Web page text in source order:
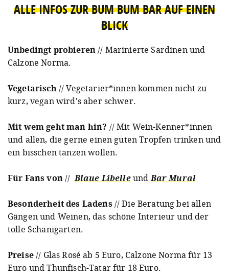
ALLE INFOS ZUR BUM BUM BAR AUF EINEN
BLICK
Unbedingt probieren// Marinierte Sardinen und
Calzone Norma.
Vegetarisch// Vegetarier*innen kommen nicht zu
kurz, vegan wird's aber schwer.
Mit wem geht man hin? // Mit Wein-Kenner*innen
und allen, die gerne einen guten Tropfen trinken und
ein bisschen tanzen wollen.
Für Fans von//Blaue LibelleundBar Mural
Besonderheit des Ladens // Die Beratung bei allen
Gängen und Weinen, das schöne Interieur und der
tolle Schanigarten.
Preise// Glas Rosé ab 5 Euro, Calzone Norma für 13
Euro und Thunfisch-Tatar für 18 Euro.